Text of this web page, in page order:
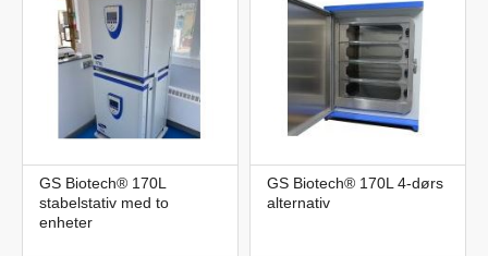
GS Biotech® 170L
stabelstativ med to
enheter
GS Biotech® 170L 4-dørs
alternativ